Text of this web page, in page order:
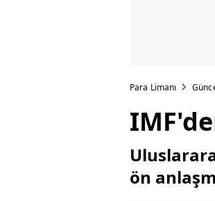
Para Limanı
ön